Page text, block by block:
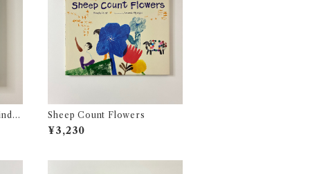
Sheep Count Flowers
¥3,230